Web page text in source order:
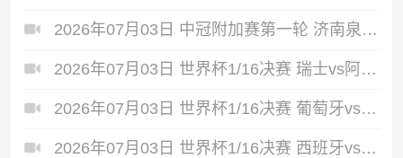
2026年07月03日 中冠附加赛第一轮 济南泉盛山大 VS 广州海珠醒派 全场录像
2026年07月03日 世界杯1/16决赛 瑞士vs阿尔及利亚 全场录像
2026年07月03日 世界杯1/16决赛 葡萄牙vs克罗地亚 全场录像
2026年07月03日 世界杯1/16决赛 西班牙vs奥地利 全场录像